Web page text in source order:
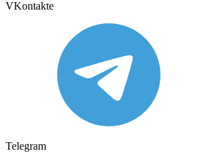
VKontakte
Telegram